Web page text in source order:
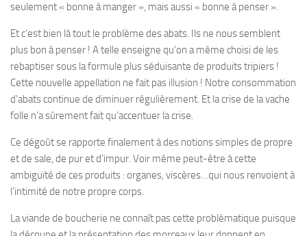
Entrées
Plats
Desserts
Sauces
seulement « bonne à manger », mais aussi « bonne à penser ».
Et c’est bien là tout le problème des abats. Ils ne nous semblent
plus bon à penser ! A telle enseigne qu’on a même choisi de les
rebaptiser sous la formule plus séduisante de produits tripiers !
Cette nouvelle appellation ne fait pas illusion ! Notre consommation
d’abats continue de diminuer régulièrement. Et la crise de la vache
folle n’a sûrement fait qu’accentuer la crise.
Ce dégoût se rapporte finalement à des notions simples de propre
et de sale, de pur et d’impur. Voir même peut-être à cette
ambiguïté de ces produits : organes, viscères…qui nous renvoient à
l’intimité de notre propre corps.
La viande de boucherie ne connaît pas cette problèmatique puisque